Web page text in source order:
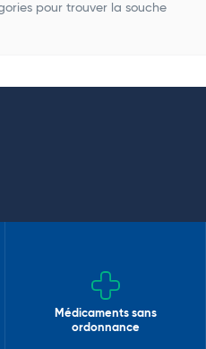
pour trouver la souche
Médicaments sans
ordonnance